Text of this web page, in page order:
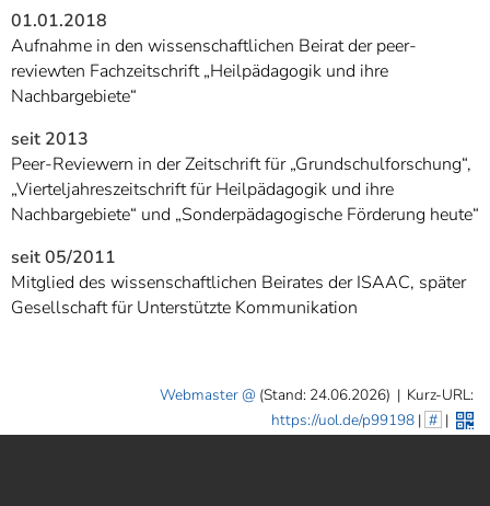
Barrierefreiheit
01.01.2018
Aufnahme in den wissenschaftlichen Beirat der peer-
reviewten Fachzeitschrift „Heilpädagogik und ihre
Nachbargebiete“
seit 2013
Peer-Reviewern in der Zeitschrift für „Grundschulforschung“,
„Vierteljahreszeitschrift für Heilpädagogik und ihre
Nachbargebiete“ und „Sonderpädagogische Förderung heute“
seit 05/2011
Mitglied des wissenschaftlichen Beirates der ISAAC, später
Gesellschaft für Unterstützte Kommunikation
Webmaster (Stand: 24.06.2026) | Kurz-URL:
https://uol.de/p99198| # |